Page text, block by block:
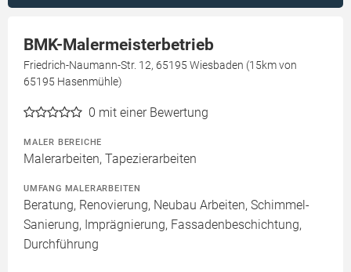
BMK-Malermeisterbetrieb
Friedrich-Naumann-Str. 12, 65195 Wiesbaden (15km von
65195 Hasenmühle)
0 mit einer Bewertung
MALER BEREICHE
Malerarbeiten, Tapezierarbeiten
UMFANG MALERARBEITEN
Beratung, Renovierung, Neubau Arbeiten, Schimmel-
Sanierung, Imprägnierung, Fassadenbeschichtung,
Durchführung